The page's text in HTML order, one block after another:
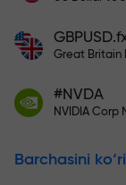
#NVDA
Barchasini